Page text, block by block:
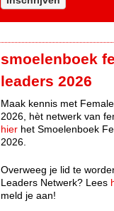
smoelenboek
leaders 2026
Maak kennis met
2026, hèt netwerk van
hier het Smoelenboek
2026.
Overweeg je lid te
Leaders Netwerk? Lees
meld je aan!